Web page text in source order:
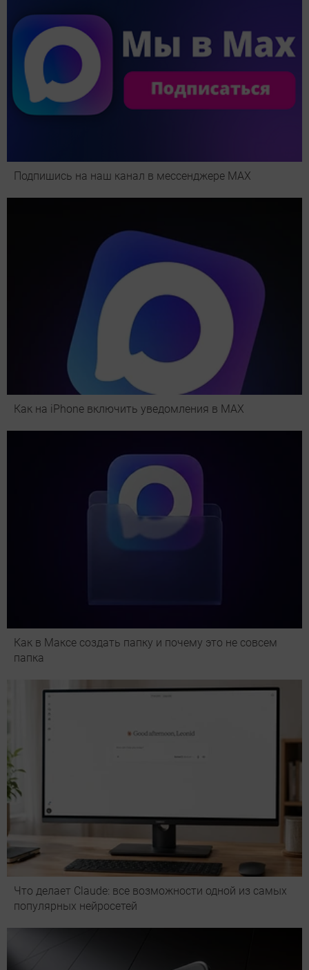
Подпишись на наш канал в мессенджере МАХ
Как на iPhone включить уведомления в MAX
Как в Максе создать папку и почему это не совсем
папка
Что делает Сlaude: все возможности одной из самых
популярных нейросетей